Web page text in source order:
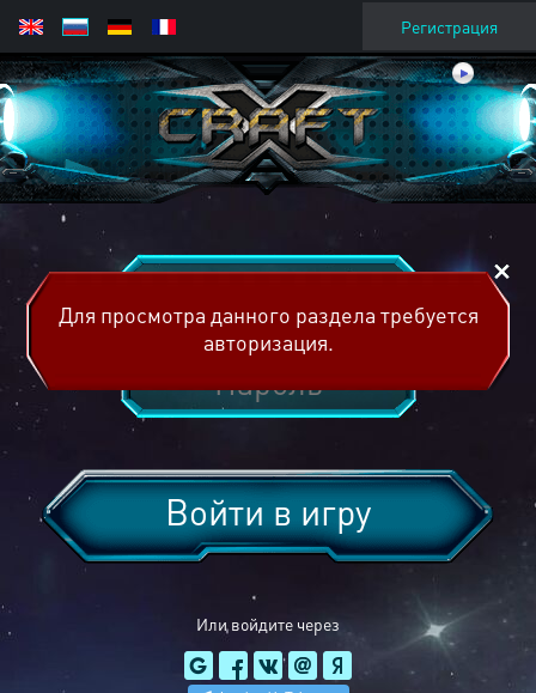
Регистрация
Или войдите через
Войти в игру
Для просмотра данного раздела требуется
авторизация.